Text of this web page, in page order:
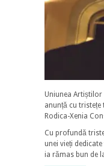
Uniunea Artiștilor
anunță cu
Rodica-Xenia
Cu profundă
unei vieți
ia rămas bun de